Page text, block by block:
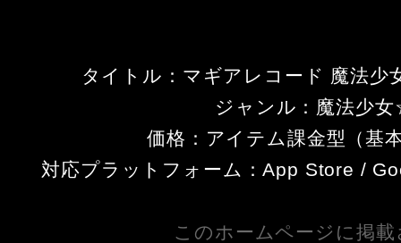
タイトル：マギアレコード 魔法
ジャンル：魔法少
価格：アイテム課金型（基
対応プラットフォーム：App Store /
このホームページに掲